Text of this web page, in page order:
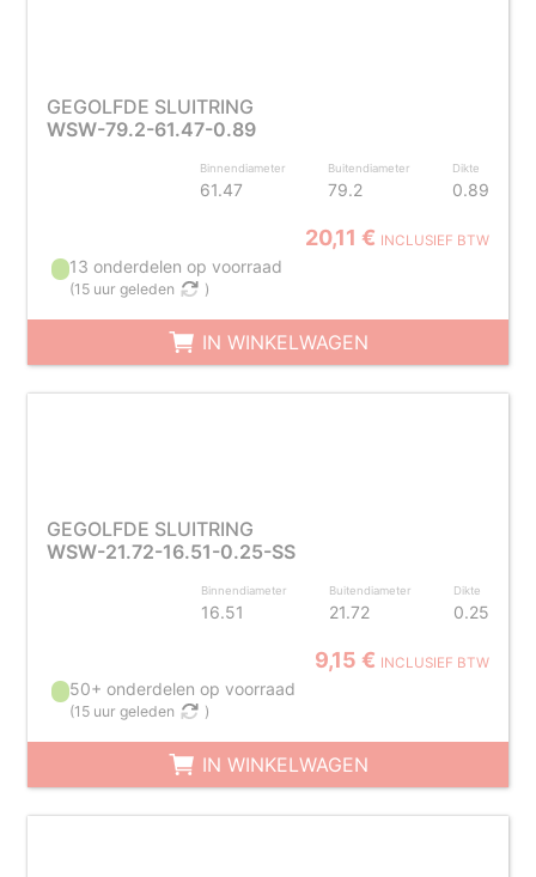
GEGOLFDE SLUITRING
WSW-79.2-61.47-0.89
Binnendiameter
61.47
Buitendiameter
79.2
Dikte
0.89
20,11 € INCLUSIEF BTW
13 onderdelen op voorraad
(15 uur geleden )
IN WINKELWAGEN
GEGOLFDE SLUITRING
WSW-21.72-16.51-0.25-SS
Binnendiameter
16.51
Buitendiameter
21.72
Dikte
0.25
9,15 € INCLUSIEF BTW
50+ onderdelen op voorraad
(15 uur geleden )
IN WINKELWAGEN